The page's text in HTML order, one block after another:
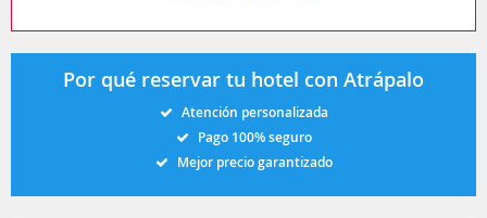
Por qué reservar tu hotel con Atrápalo
Atención personalizada
Pago 100% seguro
Mejor precio garantizado